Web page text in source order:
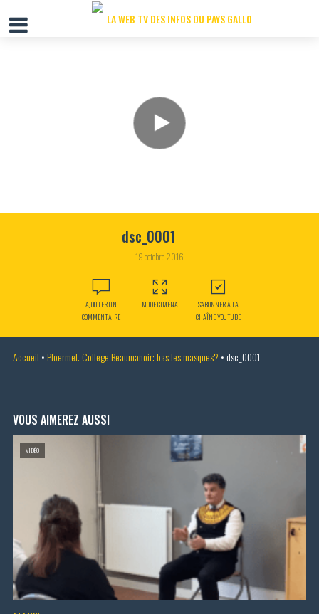
dsc_0001
19 octobre 2016
AJOUTER UN
COMMENTAIRE
MODE CIMÉNA
S'ABONNER À LA
CHAÎNE YOUTUBE
Accueil • Ploërmel. Collège Beaumanoir: bas les masques? • dsc_0001
VOUS AIMEREZ AUSSI
VIDÉO